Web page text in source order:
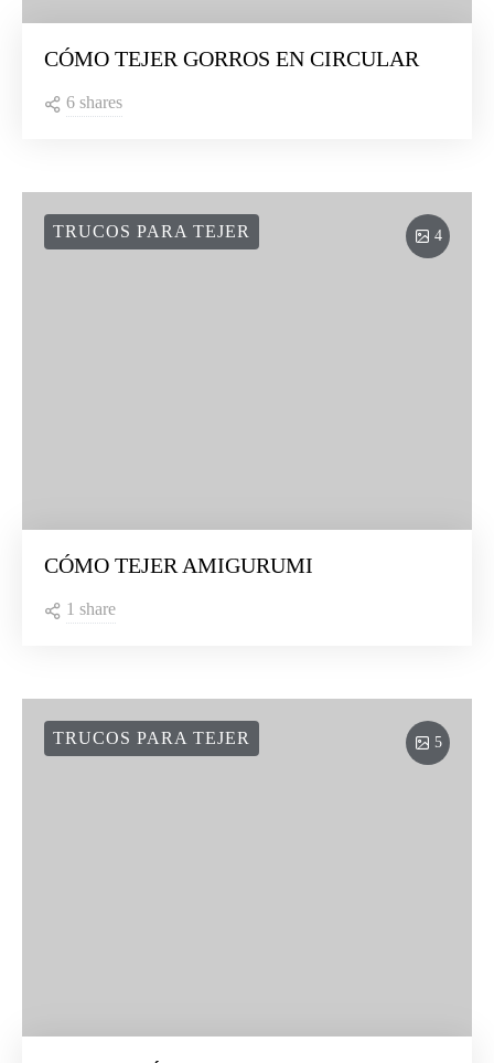
CÓMO TEJER GORROS EN CIRCULAR
6 shares
4
TRUCOS PARA TEJER
CÓMO TEJER AMIGURUMI
1 share
5
TRUCOS PARA TEJER